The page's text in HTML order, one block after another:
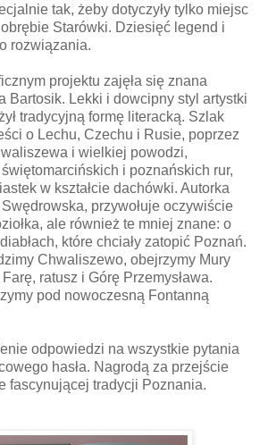
tak, żeby dotyczyły tylko miejsc
Starówki. Dziesięć legend i
rozwiązania.
projektu zajęła się znana
Bartosik. Lekki i dowcipny styl artystki
tradycyjną formę literacką. Szlak
o Lechu, Czechu i Rusie, poprzez
i wielkiej powodzi,
i poznańskich rur,
w kształcie dachówki. Autorka
Swędrowska, przywołuje oczywiście
ale również te mniej znane: o
które chciały zatopić Poznań.
Chwaliszewo, obejrzymy Mury
ratusz i Górę Przemysława.
pod nowoczesną Fontanną
odpowiedzi na wszystkie pytania
hasła. Nagrodą za przejście
fascynującej tradycji Poznania.